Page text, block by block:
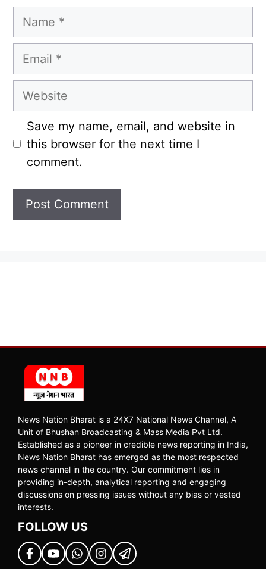
Name
Email
Website
Save my name, email, and website in
this browser for the next time I
comment.
News Nation Bharat is a 24X7 National News Channel, A
Unit of Bhushan Broadcasting & Mass Media Pvt Ltd.
Established as a pioneer in credible news reporting in India,
News Nation Bharat has emerged as the most respected
news channel in the country. Our commitment lies in
providing in-depth, analytical reporting and engaging
discussions on pressing issues without any bias or vested
interests.
FOLLOW US